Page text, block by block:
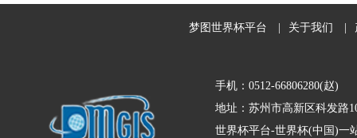
梦图世界杯平台 关于我们
手机：0512-66806280(赵)
地址：苏州市高新区科发路
世界杯平台-世界杯(中国)一